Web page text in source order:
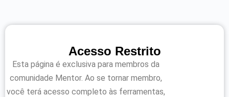
Acesso Restrito
Esta página é exclusiva para membros da
comunidade Mentor. Ao se tornar membro,
você terá acesso completo às ferramentas,